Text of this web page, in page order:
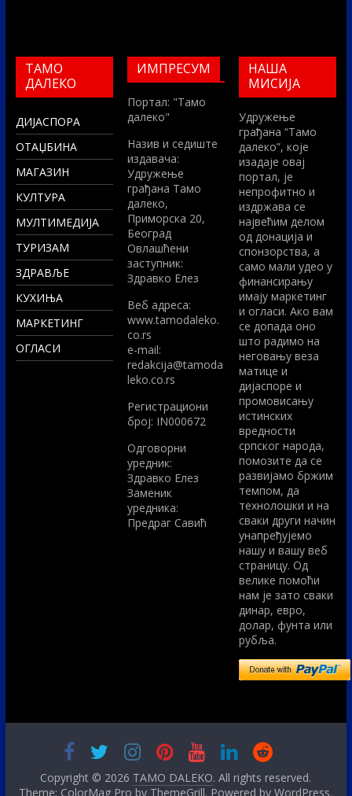
ТАМО
ДАЛЕКО
ДИЈАСПОРА
ОТАЏБИНА
МАГАЗИН
КУЛТУРА
МУЛТИМЕДИЈА
ТУРИЗАМ
ЗДРАВЉЕ
КУХИЊА
МАРКЕТИНГ
ОГЛАСИ
ИМПРЕСУМ
Портал: "Тамо
далеко"
Назив и седиште
издавача:
Удружење
грађана Тамо
далеко,
Приморска 20,
Београд
Овлашћени
заступник:
Здравко Елез
Вeб адреса:
www.tamodaleko.
co.rs
e-mail:
redakcija@tamoda
leko.co.rs
Регистрациони
број: IN000672
Одговорни
уредник:
Здравко Елез
Заменик
уредника:
Предраг Савић
НАША
МИСИЈА
Удружење
грађана “Тамо
далеко”, које
изадаје овај
портал, је
непрофитно и
издржава се
највећим делом
од донација и
спонзорства, а
само мали удео у
финансирању
имају маркетинг
и огласи. Ако вам
се допада оно
што радимо на
неговању веза
матице и
дијаспоре и
промовисању
истинских
вредности
српског народа,
помозите да се
развијамо бржим
темпом, да
технолошки и на
сваки други начин
унапређујемо
нашу и вашу веб
страницу. Од
велике помоћи
нам је зато сваки
динар, евро,
долар, фунта или
рубља.
Copyright © 2026 TAMO DALEKO. All rights reserved.
Theme: ColorMag Pro by ThemeGrill. Powered byWordPress.